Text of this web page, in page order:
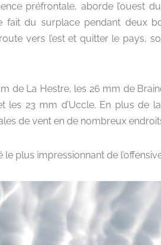
préfrontale, aborde l’ouest
du surplace pendant deux
vers l’est et quitter le pays,
de La Hestre, les 26 mm de
les 23 mm d’Uccle. En plus de
de vent en de nombreux
plus impressionnant de